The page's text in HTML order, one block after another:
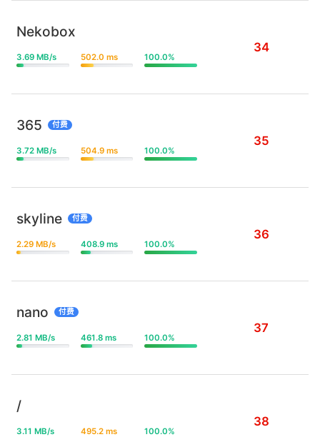
Nekobox
3.69 MB/s 502.0 ms 100.0%
34
365 付费
3.72 MB/s 504.9 ms 100.0%
35
skyline 付费
2.29 MB/s 408.9 ms 100.0%
36
nano 付费
2.81 MB/s 461.8 ms 100.0%
37
/
3.11 MB/s 495.2 ms 100.0%
38